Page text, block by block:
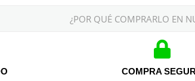
¿POR QUÉ COMPRARLO EN
COMPRA